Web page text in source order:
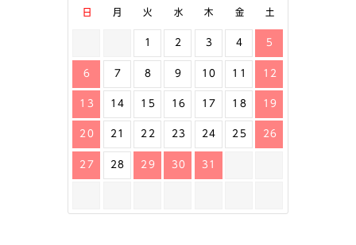
日 月 火 水 木 金 土
1 2 3 4 5
6 7 8 9 10 11 12
13 14 15 16 17 18 19
20 21 22 23 24 25 26
27 28 29 30 31